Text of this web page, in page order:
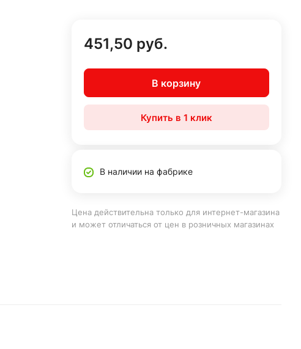
451,50 руб.
В корзину
Купить в 1 клик
В наличии на фабрике
Цена действительна только для интернет-магазина
и может отличаться от цен в розничных магазинах